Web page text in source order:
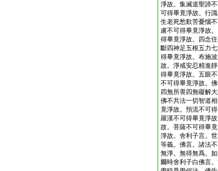
淨故。集滅道聖諦
可得畢竟淨故。行
生老死愁歎苦憂惱
慮不可得畢竟淨故
得畢竟淨故。四念
斷四神足五根五力
得畢竟淨故。布施
故。淨戒安忍精進
得畢竟淨故。五眼
不可得畢竟淨故。
四無所畏四無礙解
佛不共法一切智道
竟淨故。預流不可
羅漢不可得畢竟淨
故。菩薩不可得畢
淨故。舍利子言。
等義。佛言。諸法
無淨。無得無爲。
爾時舍利子白佛言